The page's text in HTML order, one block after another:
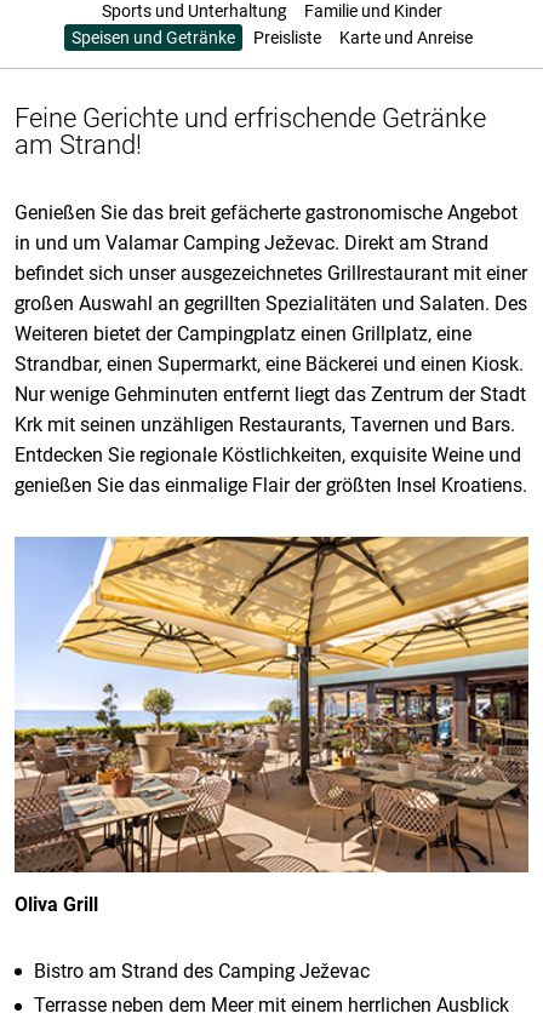
Sports und Unterhaltung
Familie und Kinder
Speisen und Getränke
Preisliste Karte und Anreise
Feine Gerichte und erfrischende Getränke
am Strand!
Genießen Sie das breit gefächerte gastronomische Angebot
in und um Valamar Camping Ježevac. Direkt am Strand
befindet sich unser ausgezeichnetes Grillrestaurant mit einer
großen Auswahl an gegrillten Spezialitäten und Salaten. Des
Weiteren bietet der Campingplatz einen Grillplatz, eine
Strandbar, einen Supermarkt, eine Bäckerei und einen Kiosk.
Nur wenige Gehminuten entfernt liegt das Zentrum der Stadt
Krk mit seinen unzähligen Restaurants, Tavernen und Bars.
Entdecken Sie regionale Köstlichkeiten, exquisite Weine und
genießen Sie das einmalige Flair der größten Insel Kroatiens.
Oliva Grill
Bistro am Strand des Camping Ježevac
Terrasse neben dem Meer mit einem herrlichen Ausblick